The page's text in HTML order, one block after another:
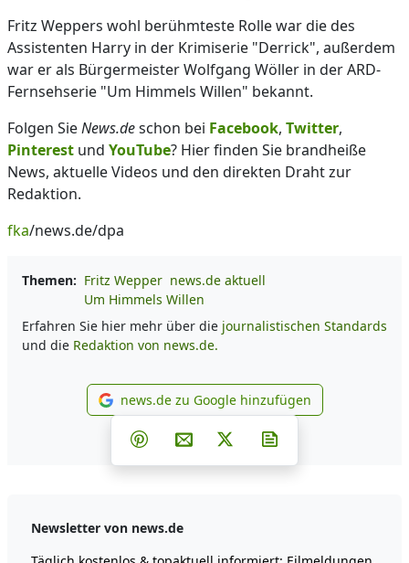
Fritz Weppers wohl berühmteste Rolle war die des
Assistenten Harry in der Krimiserie "Derrick", außerdem
war er als Bürgermeister Wolfgang Wöller in der ARD-
Fernsehserie "Um Himmels Willen" bekannt.
Folgen SieNews.deschon bei Facebook, Twitter,
Pinterest und YouTube? Hier finden Sie brandheiße
News, aktuelle Videos und den direkten Draht zur
Redaktion.
fka/news.de/dpa
Themen: Fritz Wepper news.de aktuell
Um Himmels Willen
Erfahren Sie hier mehr über die journalistischen Standards
und die Redaktion von news.de.
news.de zu Google
news.de zu Google hinzufügen
Teilen auf Facebook
Teilen auf Whatsapp
Teilen auf Telegram
Teilen auf Pinterest
Per E-Mail teilen
Post auf X
Newsletter von news.de